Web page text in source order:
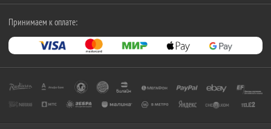
Принимаем к оплате: